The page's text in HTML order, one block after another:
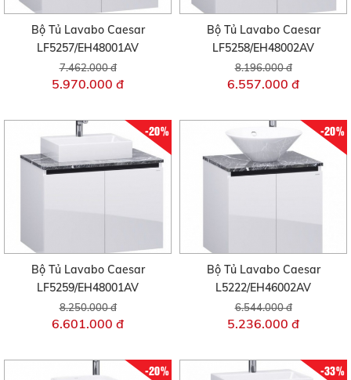
Bộ Tủ Lavabo Caesar
LF5257/EH48001AV
7.462.000 đ
5.970.000 đ
Bộ Tủ Lavabo Caesar
LF5258/EH48002AV
8.196.000 đ
6.557.000 đ
-20%
Bộ Tủ Lavabo Caesar
LF5259/EH48001AV
8.250.000 đ
6.601.000 đ
-20%
Bộ Tủ Lavabo Caesar
L5222/EH46002AV
6.544.000 đ
5.236.000 đ
-20% -33%